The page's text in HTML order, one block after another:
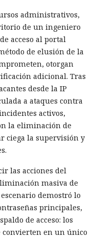
administrativos,
de un ingeniero
acceso al portal
de elusión de la
otorgan
adicional. Tras
desde la IP
a ataques contra
activos,
la eliminación de
ciega la supervisión y
las acciones del
masiva de
demostró lo
principales,
de acceso: los
convierten en un único